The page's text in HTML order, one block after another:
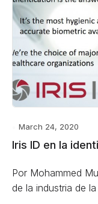
March 24, 2020
Iris ID en la
Por Mohammed
de la industria de